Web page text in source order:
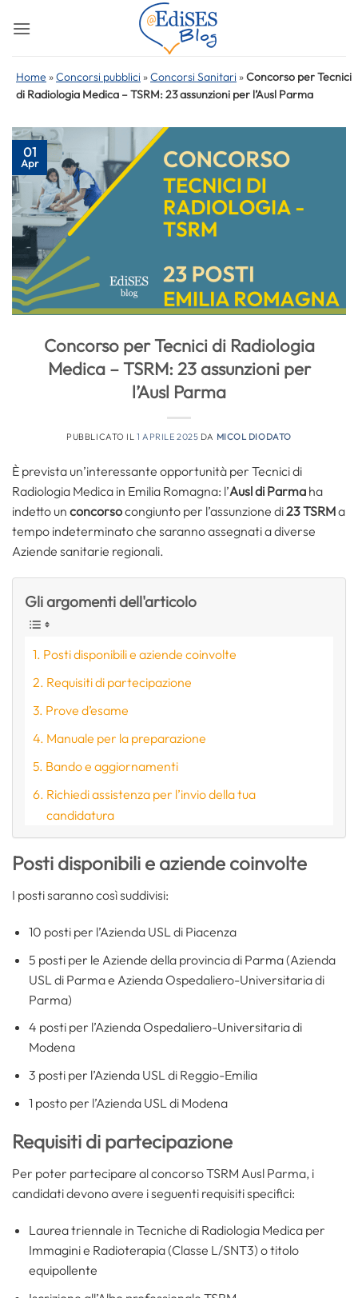
Home »Concorsi pubblici »Concorsi Sanitari »Concorso per Tecnici
di Radiologia Medica – TSRM: 23 assunzioni per l’Ausl Parma
01
Apr
Concorso per Tecnici di Radiologia
Medica – TSRM: 23 assunzioni per
l’Ausl Parma
PUBBLICATO IL1 APRILE 2025 DA MICOL DIODATO
È prevista un’interessante opportunità per Tecnici di
Radiologia Medica in Emilia Romagna: l’Ausl di Parma ha
indetto un concorsocongiunto per l’assunzione di23 TSRMa
tempo indeterminato che saranno assegnati a diverse
Aziende sanitarie regionali.
Gli argomenti dell'articolo
Posti disponibili e aziende coinvolte
Requisiti di partecipazione
Prove d’esame
Manuale per la preparazione
Bando e aggiornamenti
Richiedi assistenza per l’invio della tua
candidatura
Posti disponibili e aziende coinvolte
I posti saranno così suddivisi:
10 posti per l’Azienda USL di Piacenza
5 posti per le Aziende della provincia di Parma (Azienda
USL di Parma e Azienda Ospedaliero-Universitaria di
Parma)
4 posti per l’Azienda Ospedaliero-Universitaria di
Modena
3 posti per l’Azienda USL di Reggio-Emilia
1 posto per l’Azienda USL di Modena
Requisiti di partecipazione
Per poter partecipare al concorso TSRM Ausl Parma, i
candidati devono avere i seguenti requisiti specifici:
Laurea triennale in Tecniche di Radiologia Medica per
Immagini e Radioterapia (Classe L/SNT3) o titolo
equipollente